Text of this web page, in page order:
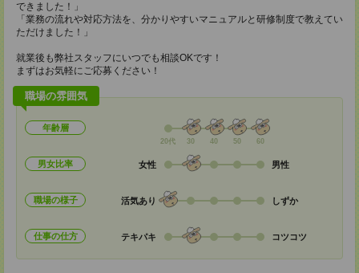
できました！」
「業務の流れや対応方法を、分かりやすいマニュアルと研修制度で教えてい
ただけました！」
就業後も弊社スタッフにいつでも相談OKです！
まずはお気軽にご応募ください！
職場の雰囲気
年齢層
20代 30 40 50 60
男女比率 女性 男性
職場の様子 活気あり しずか
仕事の仕方 テキパキ コツコツ